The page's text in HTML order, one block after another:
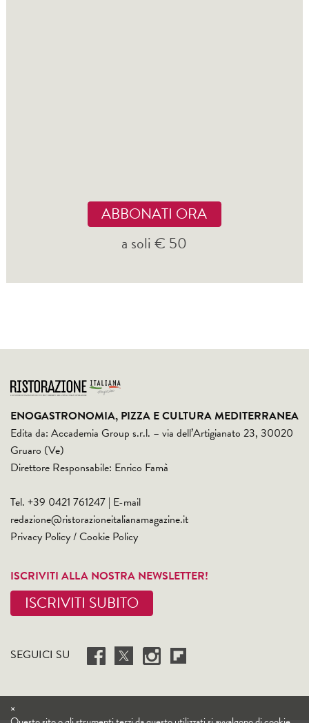
ABBONATI ORA
a soli € 50
ENOGASTRONOMIA, PIZZA E CULTURA MEDITERRANEA
Edita da: Accademia Group s.r.l. – via dell’Artigianato 23, 30020
Gruaro (Ve)
Direttore Responsabile: Enrico Famà
Tel. +39 0421 761247 | E-mail
redazione@ristorazioneitalianamagazine.it
Privacy Policy/Cookie Policy
ISCRIVITI ALLA NOSTRA NEWSLETTER!
ISCRIVITI SUBITO
SEGUICI SU
×